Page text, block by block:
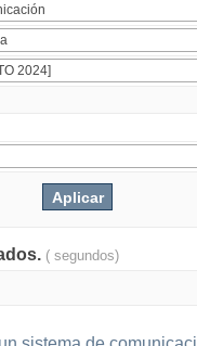
( segundos)